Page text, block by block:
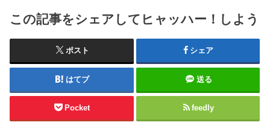
この記事をシェアしてヒャッハー！しよう
ポスト シェア
はてブ 送る
Pocket feedly